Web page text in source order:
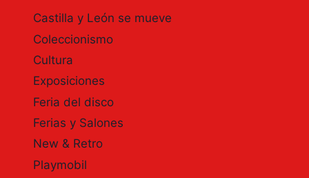
Castilla y León se mueve
Coleccionismo
Cultura
Exposiciones
Feria del disco
Ferias y Salones
New & Retro
Playmobil